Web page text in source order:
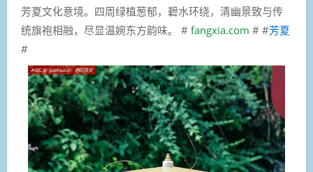
芳夏文化意境。四周绿植葱郁，碧水环绕，清幽景致与传
统旗袍相融，尽显温婉东方韵味。 # fangxia.com # #芳夏
#